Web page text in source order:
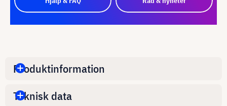
Produktinformation
Teknisk data